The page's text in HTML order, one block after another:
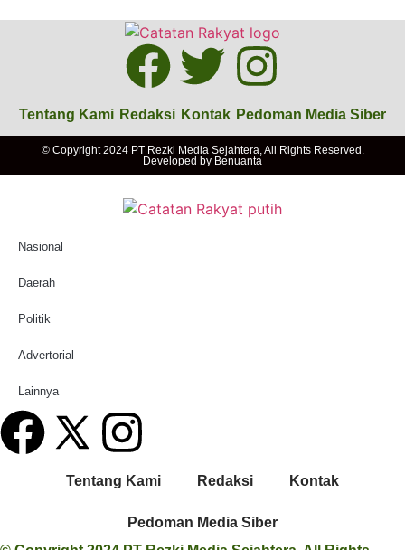
Tentang Kami Redaksi Kontak Pedoman Media Siber
© Copyright 2024 PT Rezki Media Sejahtera, All Rights Reserved.
Developed by Benuanta
Nasional
Daerah
Politik
Advertorial
Lainnya
Tentang Kami Redaksi Kontak
Pedoman Media Siber